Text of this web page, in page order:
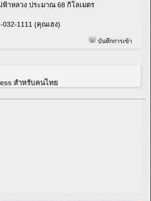
าหลวง ประมาณ 68 กิโลเมตร
032-1111 (คุณเฮง)
บันทึกการเข้า
สำหรับคนไทย